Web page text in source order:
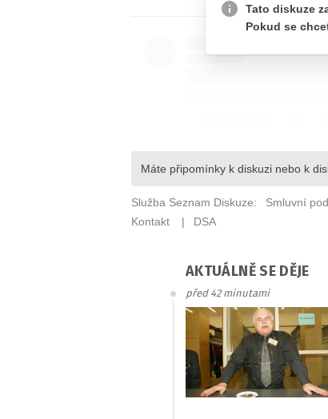
AKTUÁLNĚ SE DĚJE
před 42 minutami